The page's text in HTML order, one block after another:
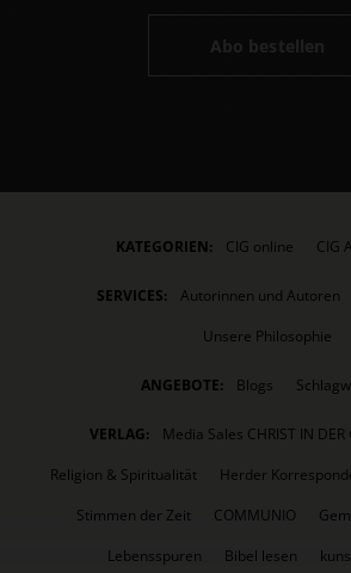
Abo bestellen
KATEGORIEN: CIG online CIG
SERVICES: Autorinnen und Autoren
Unsere Philosophie
ANGEBOTE: Blogs
VERLAG:
Media Sales CHRIST IN DER
Religion & Spiritualität
Herder
Stimmen der Zeit
COMMUNIO
Lebensspuren
Bibel lesen